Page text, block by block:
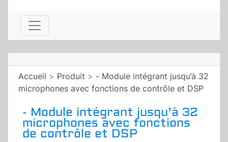
Accueil > Produit > - Module intégrant jusqu’à 32
microphones avec fonctions de contrôle et DSP
- Module intégrant jusqu’à 32
microphones avec fonctions
de contrôle et DSP